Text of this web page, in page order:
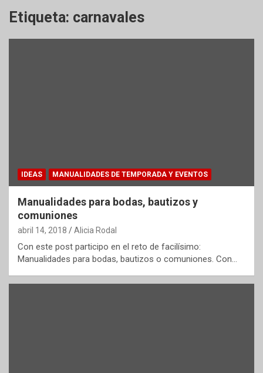
Etiqueta: carnavales
IDEAS MANUALIDADES DE TEMPORADA Y EVENTOS
Manualidades para bodas, bautizos y
comuniones
abril 14, 2018 Alicia Rodal
Con este post participo en el reto de facilísimo:
Manualidades para bodas, bautizos o comuniones. Con…